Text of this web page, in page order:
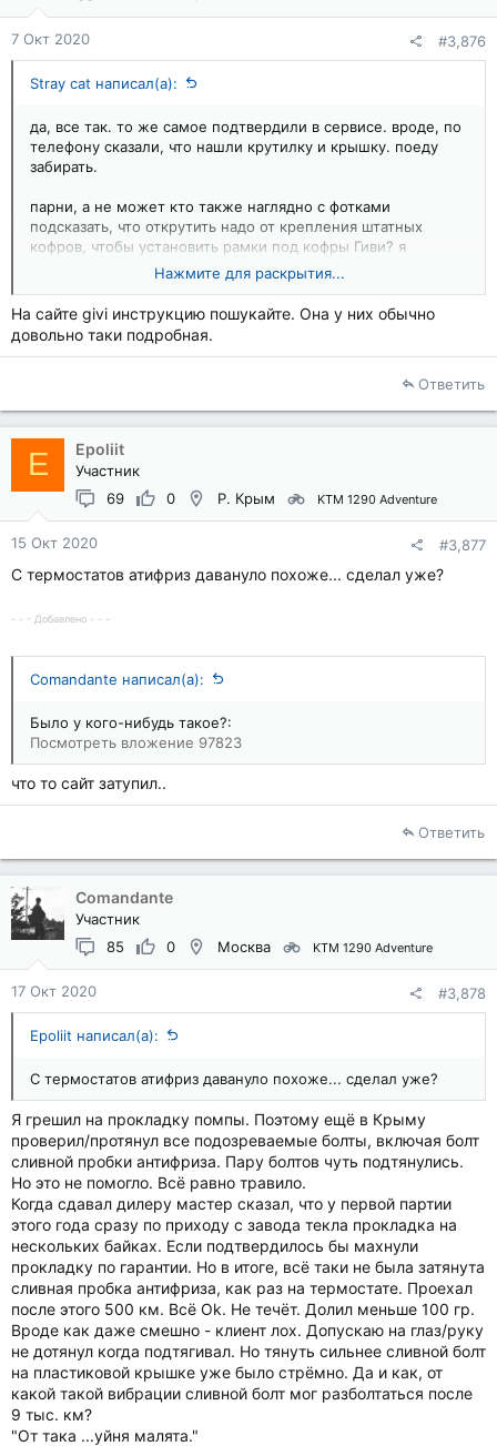
7 Окт 2020 #3,876
Stray cat написал(а):
да, все так. то же самое подтвердили в сервисе. вроде, по
телефону сказали, что нашли крутилку и крышку. поеду
забирать.
парни, а не может кто также наглядно с фотками
подсказать, что открутить надо от крепления штатных
кофров, чтобы установить рамки под кофры Гиви? я
примерно понял, но там еще под хвостом соединение
идет, его как снять? не нашел нигде инструкции, как
демонтировать старые крепления.
Нажмите для раскрытия...
На сайте givi инструкцию пошукайте. Она у них обычно
довольно таки подробная.
Ответить
E Epoliit
Участник
69
0 Р. Крым KTM 1290 Adventure
15 Окт 2020 #3,877
С термостатов атифриз давануло похоже... сделал уже?
- - - Добавлено - - -
Comandante написал(а):
Было у кого-нибудь такое?:
Посмотреть вложение 97823
что то сайт затупил..
Ответить
Comandante
Участник
85
0 Москва KTM 1290 Adventure
17 Окт 2020 #3,878
Epoliit написал(а):
С термостатов атифриз давануло похоже... сделал уже?
Я грешил на прокладку помпы. Поэтому ещё в Крыму
проверил/протянул все подозреваемые болты, включая болт
сливной пробки антифриза. Пару болтов чуть подтянулись.
Но это не помогло. Всё равно травило.
Когда сдавал дилеру мастер сказал, что у первой партии
этого года сразу по приходу с завода текла прокладка на
нескольких байках. Если подтвердилось бы махнули
прокладку по гарантии. Но в итоге, всё таки не была затянута
сливная пробка антифриза, как раз на термостате. Проехал
после этого 500 км. Всё Ok. Не течёт. Долил меньше 100 гр.
Вроде как даже смешно - клиент лох. Допускаю на глаз/руку
не дотянул когда подтягивал. Но тянуть сильнее сливной болт
на пластиковой крышке уже было стрёмно. Да и как, от
какой такой вибрации сливной болт мог разболтаться после
9 тыс. км?
"От така ...уйня малята."